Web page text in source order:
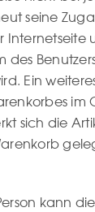
seine
des
Ein
im
sich die
kann